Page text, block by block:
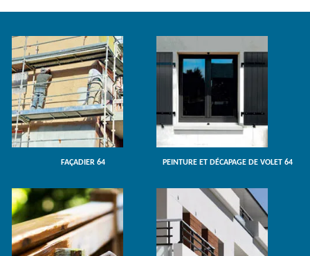
FAÇADIER 64 PEINTURE ET DÉCAPAGE DE VOLET 64